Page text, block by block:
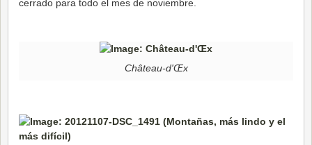
cerrado para todo el mes de noviembre.
Château-d'Œx